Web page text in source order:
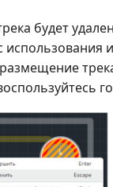
будет
использования